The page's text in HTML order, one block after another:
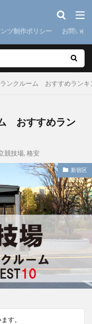
ツ制作ポリシー お問い合
ンクルーム おすすめランキ
おすすめラン
競技場, 格安
新宿区
す。